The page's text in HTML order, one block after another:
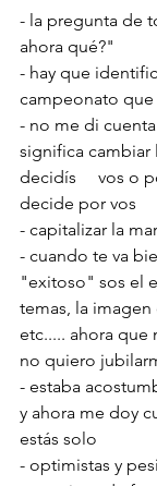
- la pregunta de
ahora qué?"
- hay que
campeonato que
- no me di
significa cambiar
decidís     vos o
decide por vos
- capitalizar la
- cuando te va
"exitoso" sos el
temas, la
etc..... ahora que
no quiero
- estaba
y ahora me doy
estás solo
- optimistas y